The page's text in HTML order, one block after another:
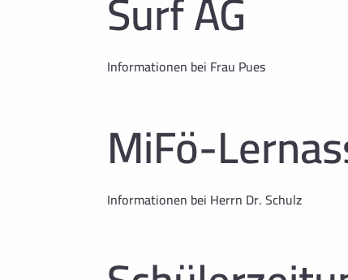
Informationen bei Frau Pues
MiFö-
Informationen bei Herrn Dr. Schulz